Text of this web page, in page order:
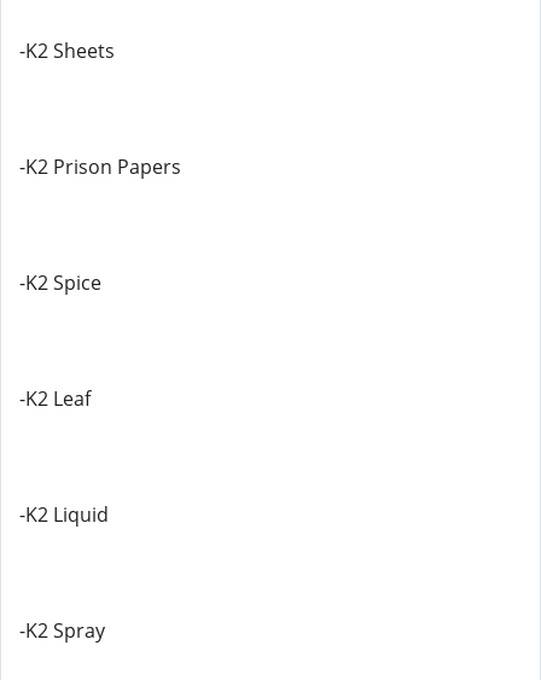
-K2 Sheets
-K2 Prison Papers
-K2 Spice
-K2 Leaf
-K2 Liquid
-K2 Spray